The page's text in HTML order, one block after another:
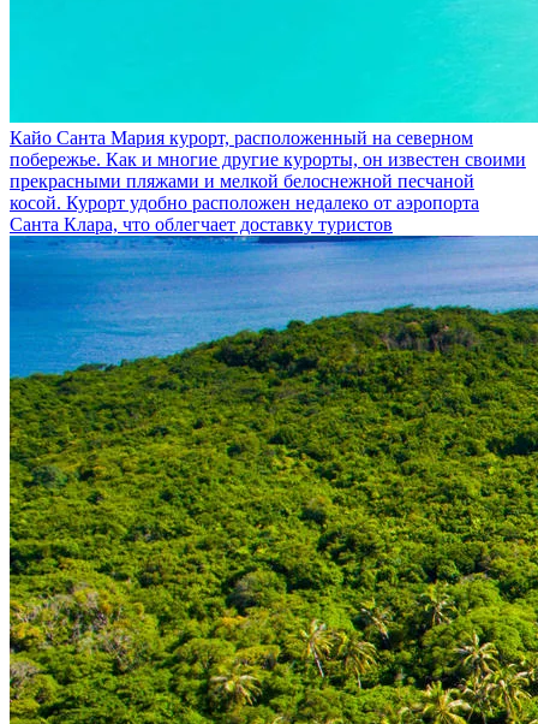
Кайо Санта Мария курорт, расположенный на северном
побережье. Как и многие другие курорты, он известен своими
прекрасными пляжами и мелкой белоснежной песчаной
косой. Курорт удобно расположен недалеко от аэропорта
Санта Клара, что облегчает доставку туристов